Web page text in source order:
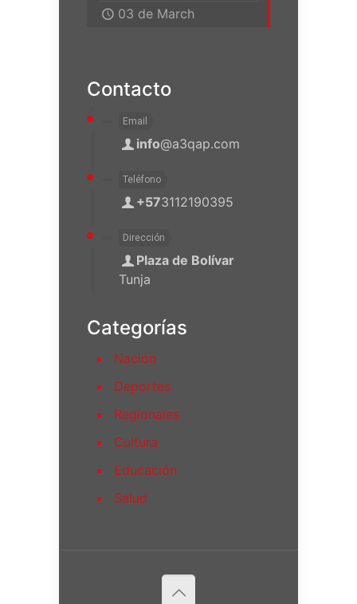
03 de March
Contacto
Email
info@a3qap.com
Teléfono
+573112190395
Dirección
Plaza de Bolívar
Tunja
Categorías
Nación
Deportes
Regionales
Cultura
Educación
Salud